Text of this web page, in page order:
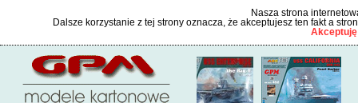
Nasza strona
Dalsze korzystanie z tej strony oznacza, że akceptujesz ten fakt a